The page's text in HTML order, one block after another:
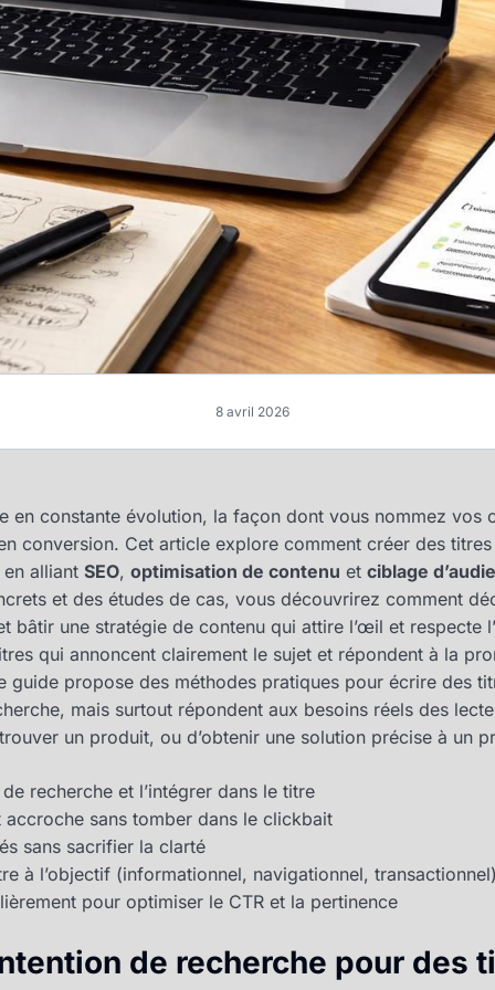
8 avril 2026
en constante évolution, la façon dont vous nommez vos
conversion. Cet article explore comment créer des
alliant SEO, optimisation de contenu et ciblage
et des études de cas, vous découvrirez comment
bâtir une stratégie de contenu qui attire l’œil et respecte
qui annoncent clairement le sujet et répondent à la
guide propose des méthodes pratiques pour écrire des
mais surtout répondent aux besoins réels des
un produit, ou d’obtenir une solution précise à un
recherche et l’intégrer dans le titre
sans tomber dans le clickbait
sans sacrifier la clarté
à l’objectif (informationnel, navigationnel,
pour optimiser le CTR et la pertinence
de recherche pour des